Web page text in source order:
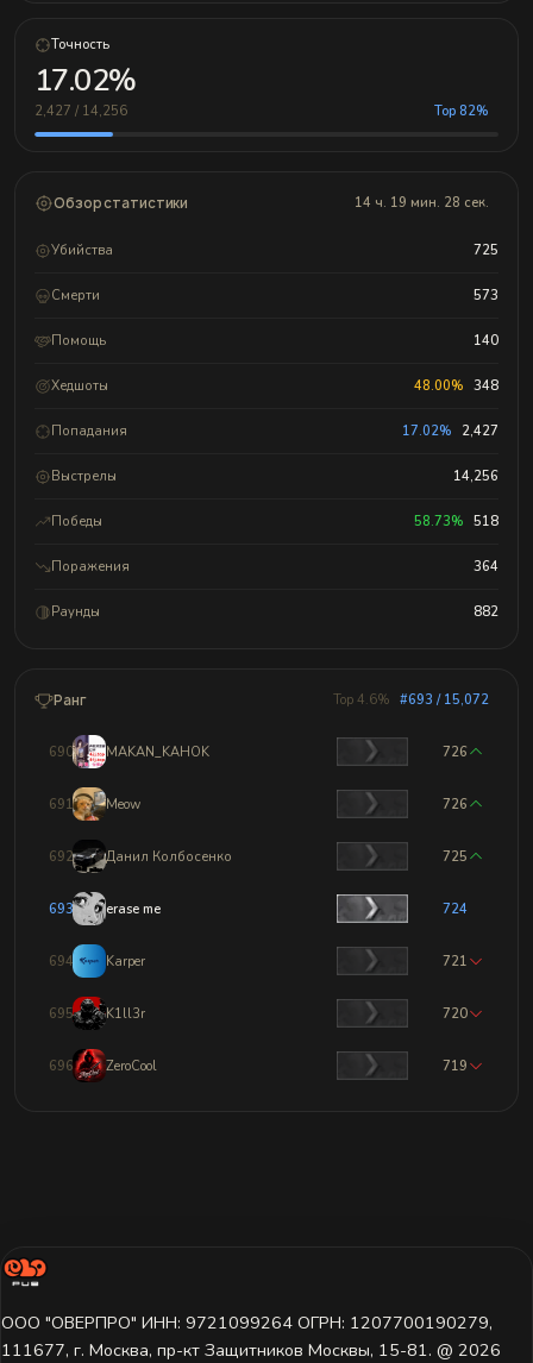
Точность
17.02%
2,427 / 14,256 Top 82%
Обзор статистики 14 ч. 19 мин. 28 сек.
Убийства 725
Смерти 573
Помощь 140
Хедшоты 48.00% 348
Попадания 17.02% 2,427
Выстрелы 14,256
Победы 58.73% 518
Поражения 364
Раунды 882
Ранг Top 4.6% #693 / 15,072
690 MAKAN_KAHOK 726
691 Meow 726
692 Данил Колбосенко 725
693 erase me 724
694 Karper 721
695 K1ll3r 720
696 ZeroCool 719
ООО "ОВЕРПРО" ИНН: 9721099264 ОГРН: 1207700190279,
111677, г. Москва, пр-кт Защитников Москвы, 15-81. @ 2026 ㅤ